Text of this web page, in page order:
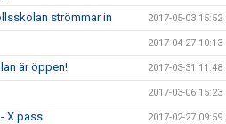
strömmar in 2017-05-03 15:52
2017-04-27 10:13
är öppen! 2017-03-31 11:48
2017-03-06 15:23
X pass 2017-02-27 09:59